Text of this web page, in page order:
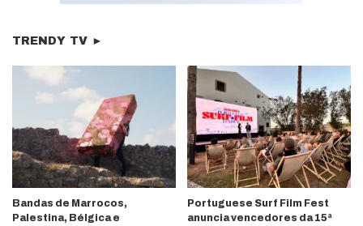
TRENDY TV ►
Bandas de Marrocos,
Palestina, Bélgica e
Portuguese Surf Film Fest
anuncia vencedores da 15ª